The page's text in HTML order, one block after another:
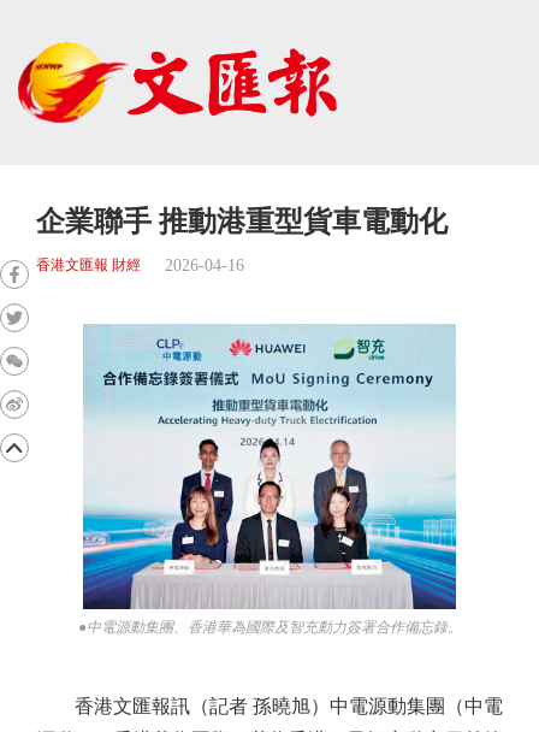
企業聯手 推動港重型貨車電動化
香港文匯報 財經 2026-04-16
●中電源動集團、香港華為國際及智充動力簽署合作備忘錄。
香港文匯報訊（記者 孫曉旭）中電源動集團（中電